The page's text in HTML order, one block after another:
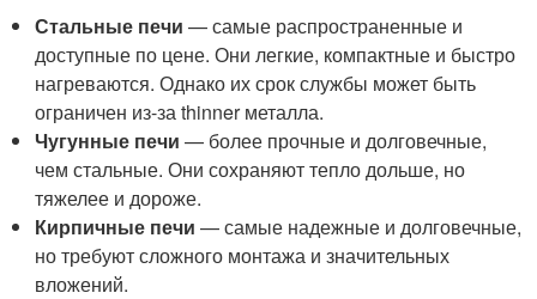
Стальные печи — самые распространенные и
доступные по цене. Они легкие, компактные и быстро
нагреваются. Однако их срок службы может быть
ограничен из-за thinner металла.
Чугунные печи — более прочные и долговечные,
чем стальные. Они сохраняют тепло дольше, но
тяжелее и дороже.
Кирпичные печи — самые надежные и долговечные,
но требуют сложного монтажа и значительных
вложений.